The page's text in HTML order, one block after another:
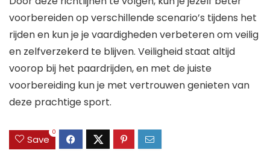
voorbereiden op verschillende scenario’s tijdens het
rijden en kun je je vaardigheden verbeteren om veilig
en zelfverzekerd te blijven. Veiligheid staat altijd
voorop bij het paardrijden, en met de juiste
voorbereiding kun je met vertrouwen genieten van
deze prachtige sport.
Save
0